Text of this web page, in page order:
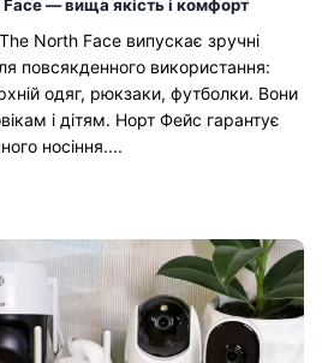
Face — вища якість і комфорт
North Face випускає зручні
повсякденного використання:
одяг, рюкзаки, футболки. Вони
і дітям. Норт Фейс гарантує
носіння....